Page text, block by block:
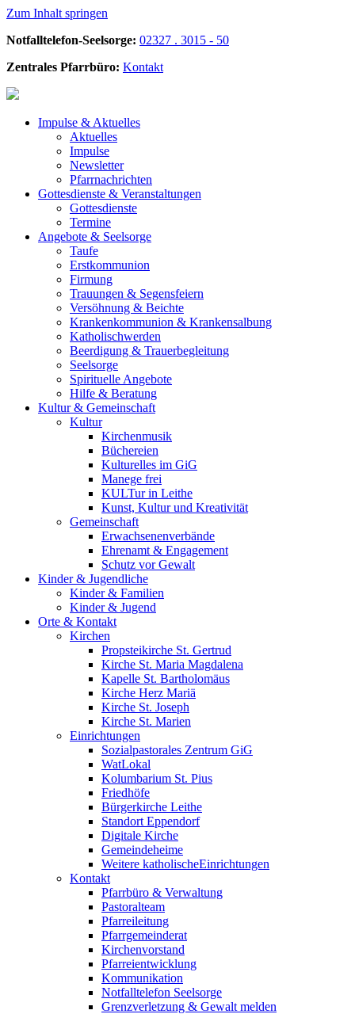
Zum Inhalt springen
Notfalltelefon-Seelsorge: 02327 . 3015 - 50
Zentrales Pfarrbüro: Kontakt
Impulse & Aktuelles
Aktuelles
Impulse
Newsletter
Pfarrnachrichten
Gottesdienste & Veranstaltungen
Gottesdienste
Termine
Angebote & Seelsorge
Taufe
Erstkommunion
Firmung
Trauungen & Segensfeiern
Versöhnung & Beichte
Krankenkommunion & Krankensalbung
Katholischwerden
Beerdigung & Trauerbegleitung
Seelsorge
Spirituelle Angebote
Hilfe & Beratung
Kultur & Gemeinschaft
Kultur
Kirchenmusik
Büchereien
Kulturelles im GiG
Manege frei
KULTur in Leithe
Kunst, Kultur und Kreativität
Gemeinschaft
Erwachsenenverbände
Ehrenamt & Engagement
Schutz vor Gewalt
Kinder & Jugendliche
Kinder & Familien
Kinder & Jugend
Orte & Kontakt
Kirchen
Propsteikirche St. Gertrud
Kirche St. Maria Magdalena
Kapelle St. Bartholomäus
Kirche Herz Mariä
Kirche St. Joseph
Kirche St. Marien
Einrichtungen
Sozialpastorales Zentrum GiG
WatLokal
Kolumbarium St. Pius
Friedhöfe
Bürgerkirche Leithe
Standort Eppendorf
Digitale Kirche
Gemeindeheime
Weitere katholische­­Einrichtungen
Kontakt
Pfarrbüro & Verwaltung
Pastoralteam
Pfarreileitung
Pfarrgemeinderat
Kirchenvorstand
Pfarreientwicklung
Kommunikation
Notfalltelefon Seelsorge
Grenzverletzung & Gewalt melden